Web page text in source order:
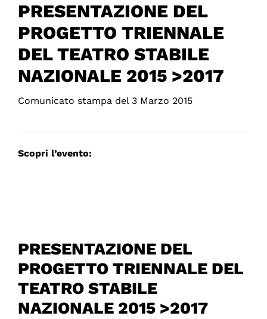
PRESENTAZIONE DEL
PROGETTO TRIENNALE
DEL TEATRO STABILE
NAZIONALE 2015 >2017
Comunicato stampa del 3 Marzo 2015
Scopri l’evento:
PRESENTAZIONE DEL
PROGETTO TRIENNALE DEL
TEATRO STABILE
NAZIONALE 2015 >2017